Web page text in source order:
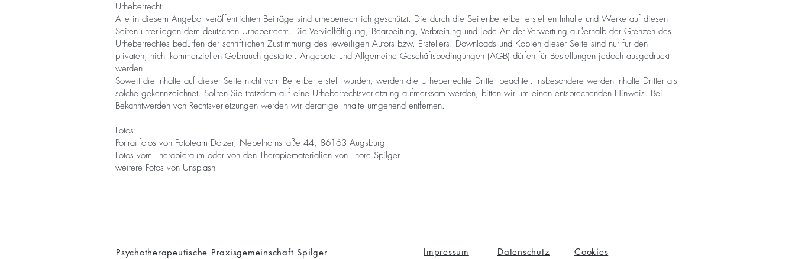
Urheberrecht:
Alle in diesem Angebot veröffentlichten Beiträge sind urheberrechtlich geschützt. Die durch die Seitenbetreiber erstellten Inhalte und Werke auf diesen
Seiten unterliegen dem deutschen Urheberrecht. Die Vervielfältigung, Bearbeitung, Verbreitung und jede Art der Verwertung außerhalb der Grenzen des
Urheberrechtes bedürfen der schriftlichen Zustimmung des jeweiligen Autors bzw. Erstellers. Downloads und Kopien dieser Seite sind nur für den
privaten, nicht kommerziellen Gebrauch gestattet. Angebote und Allgemeine Geschäftsbedingungen (AGB) dürfen für Bestellungen jedoch ausgedruckt
werden.
Soweit die Inhalte auf dieser Seite nicht vom Betreiber erstellt wurden, werden die Urheberrechte Dritter beachtet. Insbesondere werden Inhalte Dritter als
solche gekennzeichnet. Sollten Sie trotzdem auf eine Urheberrechtsverletzung aufmerksam werden, bitten wir um einen entsprechenden Hinweis. Bei
Bekanntwerden von Rechtsverletzungen werden wir derartige Inhalte umgehend entfernen.
Fotos:
Portraitfotos von Fototeam Dölzer, Nebelhornstraße 44, 86163 Augsburg
Fotos vom Therapieraum oder von den Therapiematerialien von Thore Spilger
weitere Fotos von Unsplash
Psychotherapeutische Praxisgemeinschaft Spilger Impressum Datenschutz Cookies